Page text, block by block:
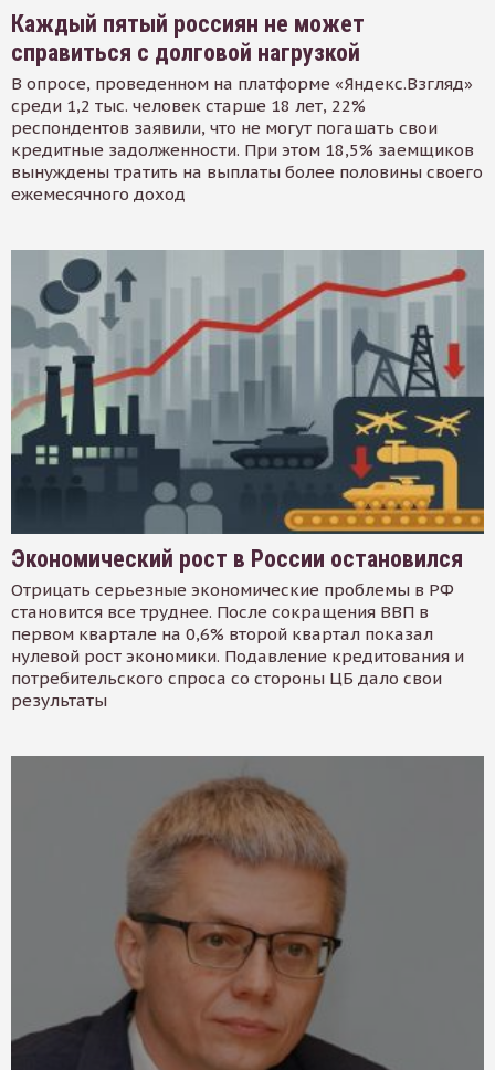
Каждый пятый россиян не может
справиться с долговой нагрузкой
В опросе, проведенном на платформе «Яндекс.Взгляд»
среди 1,2 тыс. человек старше 18 лет, 22%
респондентов заявили, что не могут погашать свои
кредитные задолженности. При этом 18,5% заемщиков
вынуждены тратить на выплаты более половины своего
ежемесячного доход
Экономический рост в России остановился
Отрицать серьезные экономические проблемы в РФ
становится все труднее. После сокращения ВВП в
первом квартале на 0,6% второй квартал показал
нулевой рост экономики. Подавление кредитования и
потребительского спроса со стороны ЦБ дало свои
результаты